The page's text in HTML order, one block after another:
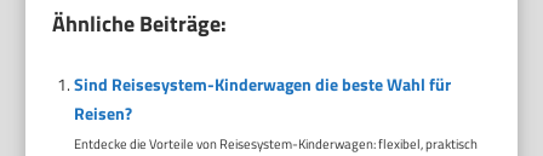
Ähnliche Beiträge:
Sind Reisesystem-Kinderwagen die beste Wahl für
Reisen?
Entdecke die Vorteile von Reisesystem-Kinderwagen: flexibel, praktisch